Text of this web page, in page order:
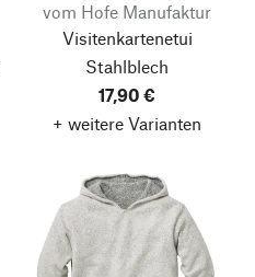
vom Hofe Manufaktur
Visitenkartenetui
Stahlblech
17,90 €
+ weitere Varianten